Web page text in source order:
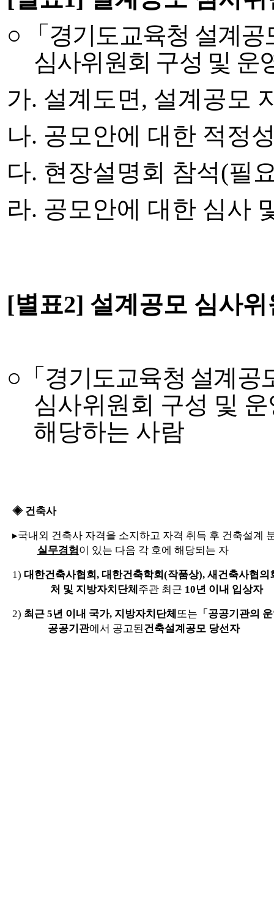
○ 「 경기도교육청 설계
심사위원회 구성 및 운
가. 설계도면, 설계공모
나. 공모안에 대한 적정
다. 현장설명회 참석(필
라. 공모안에 대한 심사
[별표2] 설계공모 심사
○ 「 경기도교육청 설계공
심사위원회 구성 및
해당하는 사람
◈ 건축사
▸국내외 건축사 자격을 소지하고 자격 취득 후 건축설계
실무경험이 있는 다음 각 호에 해당되는 자
1) 대한건축사협회 , 대한건축학회 (작품상), 새건축사협의
처 및 지방자치단체 주관 최근 10년 이내 입상자
2) 최근 5년 이내 국가, 지방자치단체 또는 「 공공기관의
공공기관에서 공고된 건축설계공모 당선자